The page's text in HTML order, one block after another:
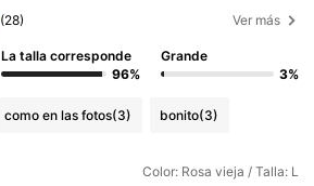
(28) Ver más
La talla corresponde
96%
Grande
3%
como en las fotos(3) bonito(3)
Color: Rosa vieja / Talla: L